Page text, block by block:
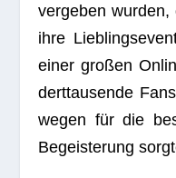
ver­ge­ben
ihre
einer gro­ßen
dert­tau­sende
we­gen für die
Begeis­te­rung